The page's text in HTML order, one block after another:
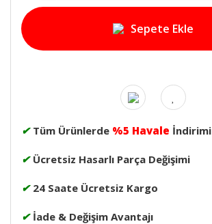
Sepete Ekle
✔ Tüm Ürünlerde %5 Havale İndirimi
✔ Ücretsiz Hasarlı Parça Değişimi
✔ 24 Saate Ücretsiz Kargo
✔ İade & Değişim Avantajı